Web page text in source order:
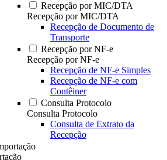
Recepção por MIC/DTA
Recepção por MIC/DTA
Recepção de Documento de
Transporte
Recepção por NF-e
Recepção por NF-e
Recepção de NF-e Simples
Recepção de NF-e com
Contêiner
Consulta Protocolo
Consulta Protocolo
Consulta de Extrato da
Recepção